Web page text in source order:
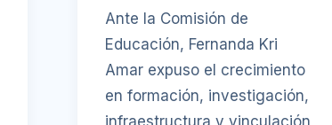
Ante la Comisión de
Educación, Fernanda Kri
Amar expuso el crecimiento
en formación, investigación,
infraestructura y vinculación